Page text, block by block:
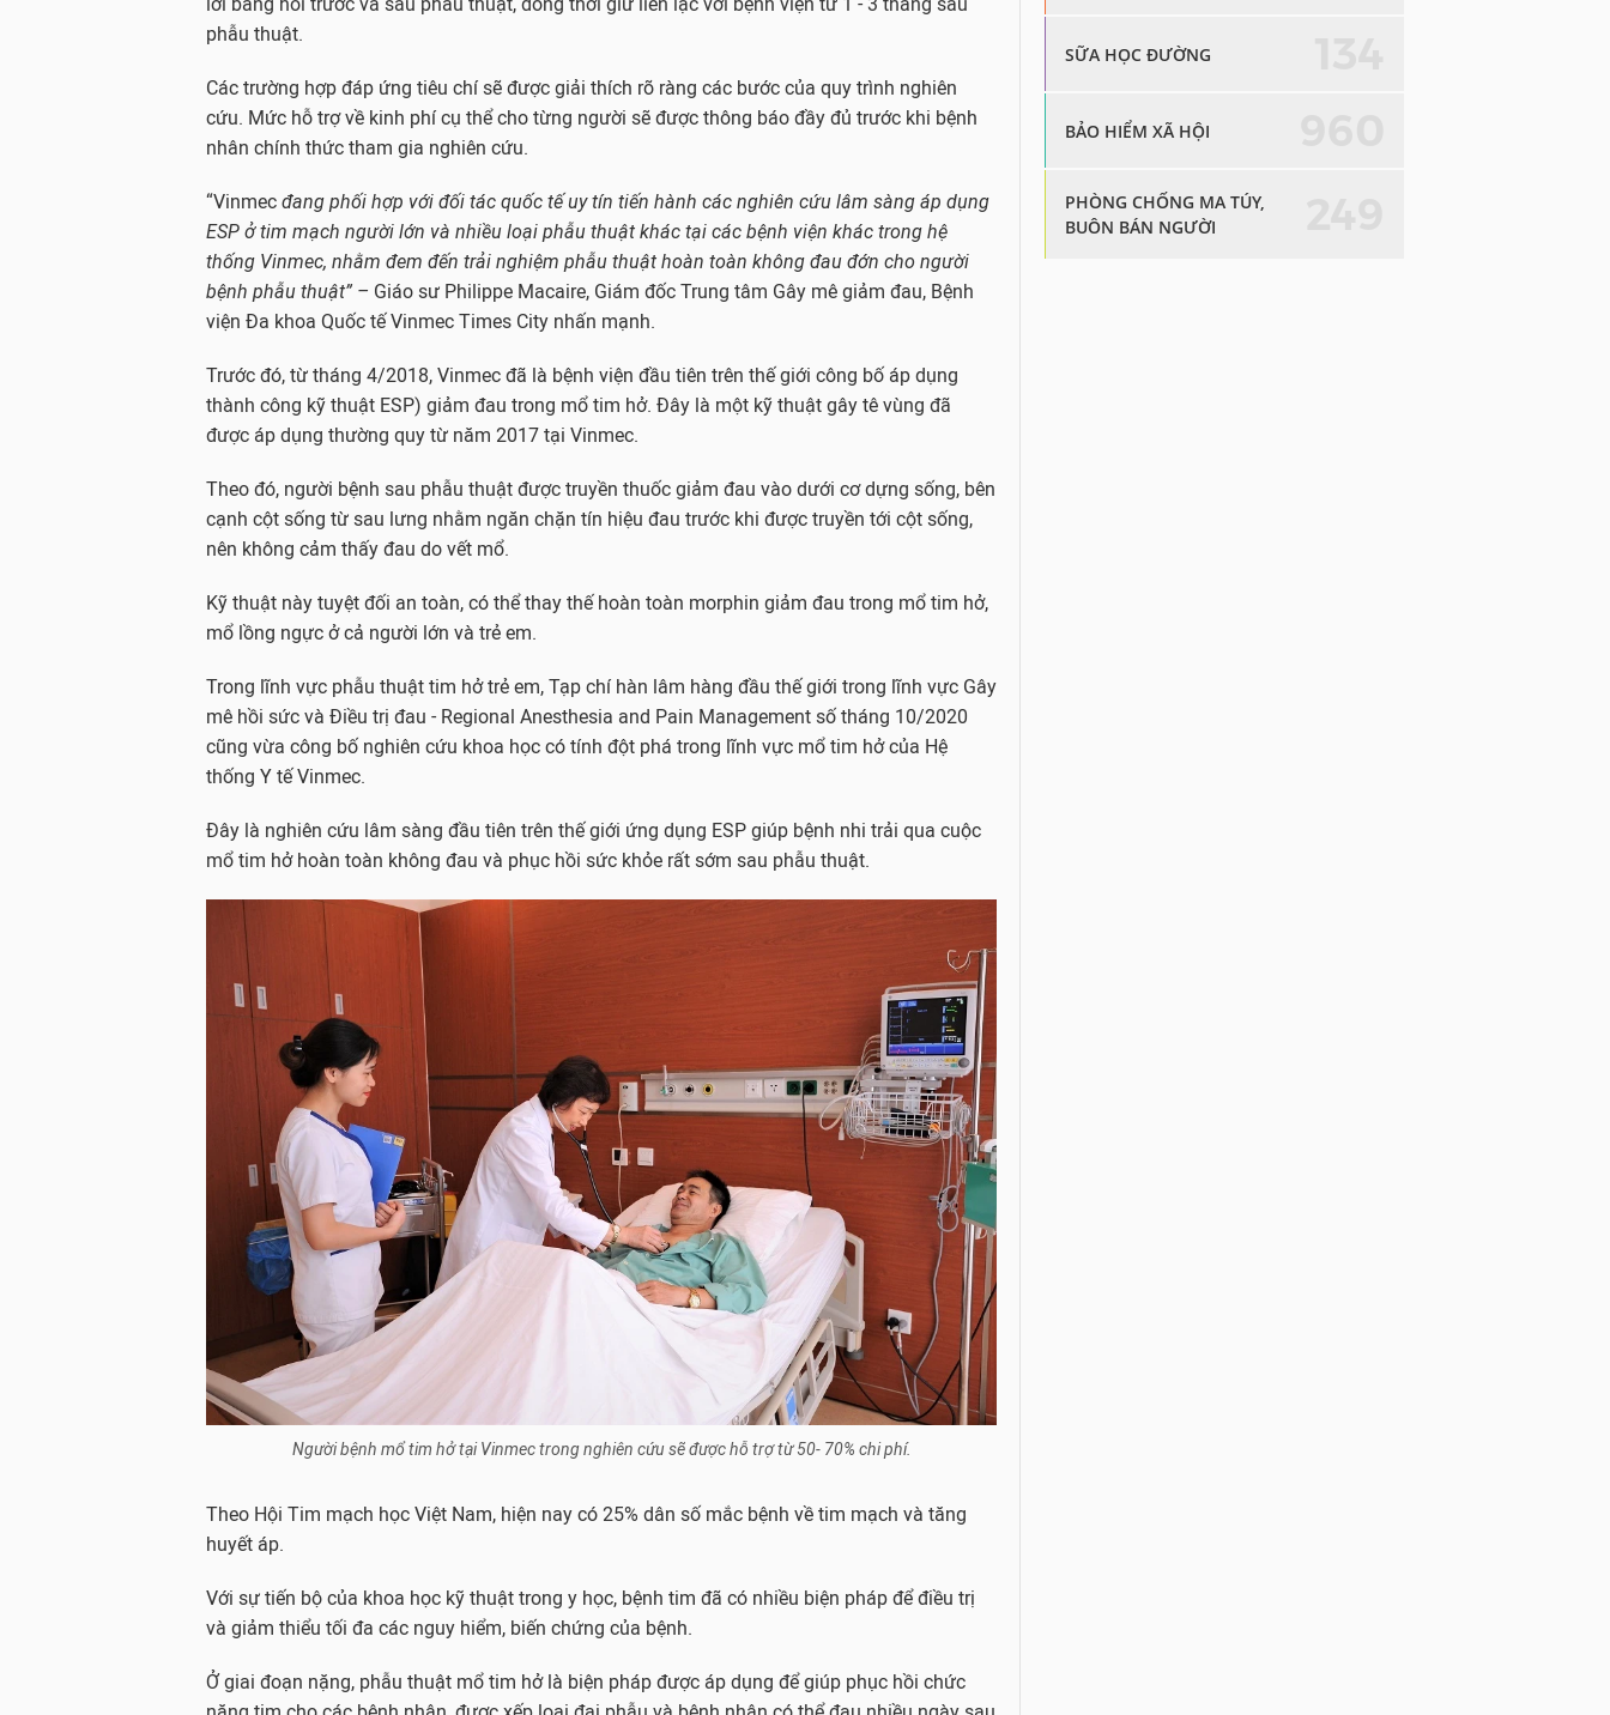
phẫu thuật.
Các trường hợp đáp ứng tiêu chí sẽ được giải thích rõ ràng các bước của quy trình nghiên
cứu. Mức hỗ trợ về kinh phí cụ thể cho từng người sẽ được thông báo đầy đủ trước khi bệnh
nhân chính thức tham gia nghiên cứu.
“Vinmec đang phối hợp với đối tác quốc tế uy tín tiến hành các nghiên cứu lâm sàng áp dụng
ESP ở tim mạch người lớn và nhiều loại phẫu thuật khác tại các bệnh viện khác trong hệ
thống Vinmec, nhằm đem đến trải nghiệm phẫu thuật hoàn toàn không đau đớn cho người
bệnh phẫu thuật” – Giáo sư Philippe Macaire, Giám đốc Trung tâm Gây mê giảm đau, Bệnh
viện Đa khoa Quốc tế Vinmec Times City nhấn mạnh.
Trước đó, từ tháng 4/2018, Vinmec đã là bệnh viện đầu tiên trên thế giới công bố áp dụng
thành công kỹ thuật ESP) giảm đau trong mổ tim hở. Đây là một kỹ thuật gây tê vùng đã
được áp dụng thường quy từ năm 2017 tại Vinmec.
Theo đó, người bệnh sau phẫu thuật được truyền thuốc giảm đau vào dưới cơ dựng sống, bên
cạnh cột sống từ sau lưng nhằm ngăn chặn tín hiệu đau trước khi được truyền tới cột sống,
nên không cảm thấy đau do vết mổ.
Kỹ thuật này tuyệt đối an toàn, có thể thay thế hoàn toàn morphin giảm đau trong mổ tim hở,
mổ lồng ngực ở cả người lớn và trẻ em.
Trong lĩnh vực phẫu thuật tim hở trẻ em, Tạp chí hàn lâm hàng đầu thế giới trong lĩnh vực Gây
mê hồi sức và Điều trị đau - Regional Anesthesia and Pain Management số tháng 10/2020
cũng vừa công bố nghiên cứu khoa học có tính đột phá trong lĩnh vực mổ tim hở của Hệ
thống Y tế Vinmec.
Đây là nghiên cứu lâm sàng đầu tiên trên thế giới ứng dụng ESP giúp bệnh nhi trải qua cuộc
mổ tim hở hoàn toàn không đau và phục hồi sức khỏe rất sớm sau phẫu thuật.
Người bệnh mổ tim hở tại Vinmec trong nghiên cứu sẽ được hỗ trợ từ 50- 70% chi phí.
Theo Hội Tim mạch học Việt Nam, hiện nay có 25% dân số mắc bệnh về tim mạch và tăng
huyết áp.
Với sự tiến bộ của khoa học kỹ thuật trong y học, bệnh tim đã có nhiều biện pháp để điều trị
và giảm thiểu tối đa các nguy hiểm, biến chứng của bệnh.
Ở giai đoạn nặng, phẫu thuật mổ tim hở là biện pháp được áp dụng để giúp phục hồi chức
SỮA HỌC ĐƯỜNG
BẢO HIỂM XÃ HỘI
PHÒNG CHỐNG MA TÚY,
BUÔN BÁN NGƯỜI